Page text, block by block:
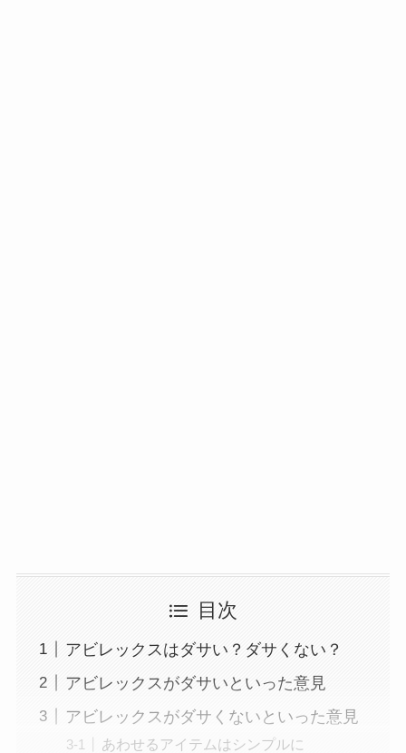
目次
アビレックスはダサい？ダサくない？
アビレックスがダサいといった意見
アビレックスがダサくないといった意見
あわせるアイテムはシンプルに